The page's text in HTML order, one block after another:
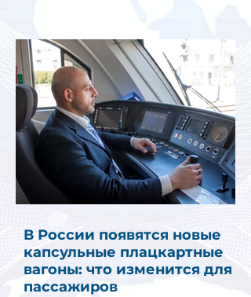
В России появятся новые
капсульные плацкартные
вагоны: что изменится для
пассажиров